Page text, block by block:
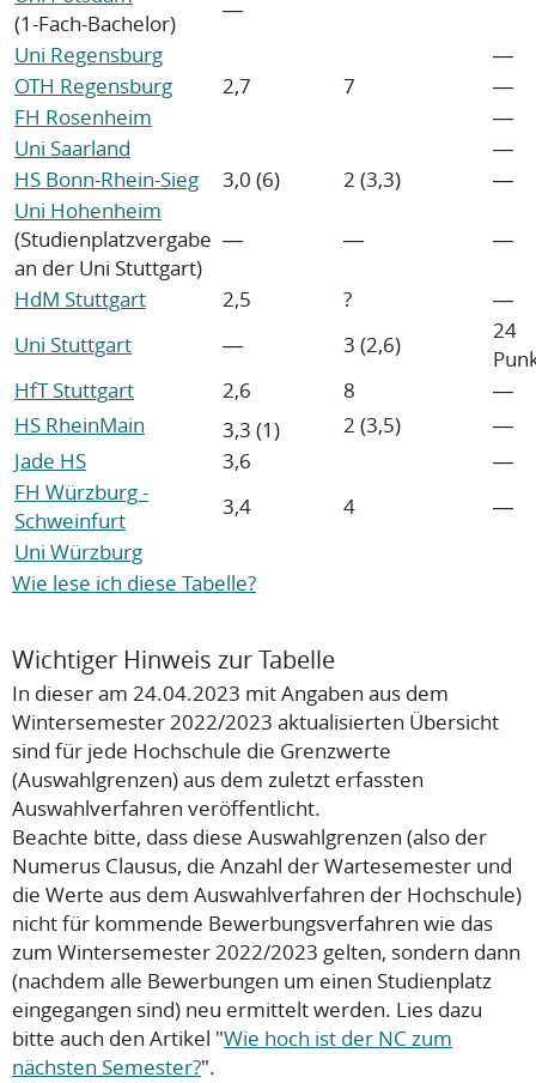
(1-Fach-Bachelor)
―
Uni Regensburg
―
OTH Regensburg
2,7 7
―
FH Rosenheim
―
Uni Saarland
―
HS Bonn-Rhein-Sieg
3,0 (6) 2 (3,3)
―
Uni Hohenheim
(Studienplatzvergabe
an der Uni Stuttgart)
― ― ―
HdM Stuttgart 2,5 ?
―
Uni Stuttgart
― 3 (2,6)
24
HfT Stuttgart
2,6 8
―
HS RheinMain
3,3 (1) 2 (3,5)
―
Jade HS
3,6
―
FH Würzburg -
Schweinfurt
3,4 4
―
Uni Würzburg
Wie lese ich diese Tabelle?
Wichtiger Hinweis zur Tabelle
In dieser am 24.04.2023 mit Angaben aus dem
Wintersemester 2022/2023 aktualisierten Übersicht
sind für jede Hochschule die Grenzwerte
(Auswahlgrenzen) aus dem zuletzt erfassten
Auswahlverfahren veröffentlicht.
Beachte bitte, dass diese Auswahlgrenzen (also der
Numerus Clausus, die Anzahl der Wartesemester und
die Werte aus dem Auswahlverfahren der Hochschule)
nichtfür kommende Bewerbungsverfahren wie das
zum Wintersemester 2022/2023 gelten, sondern dann
(nachdem alle Bewerbungen um einen Studienplatz
eingegangen sind) neu ermittelt werden. Lies dazu
bitte auch den Artikel "Wie hoch ist der NC zum
nächsten Semester?".